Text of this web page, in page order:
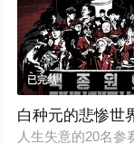
已完结
白种元的悲惨世
人生失意的20名